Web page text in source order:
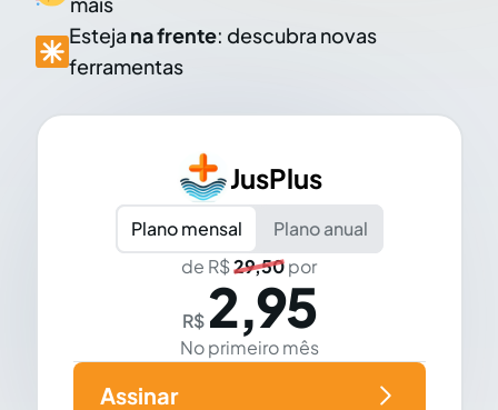
Esteja na frente: descubra novas
ferramentas
JusPlus
Plano mensal
Plano anual
de R$29,50por
R$ 2,95
No primeiro mês
Assinar